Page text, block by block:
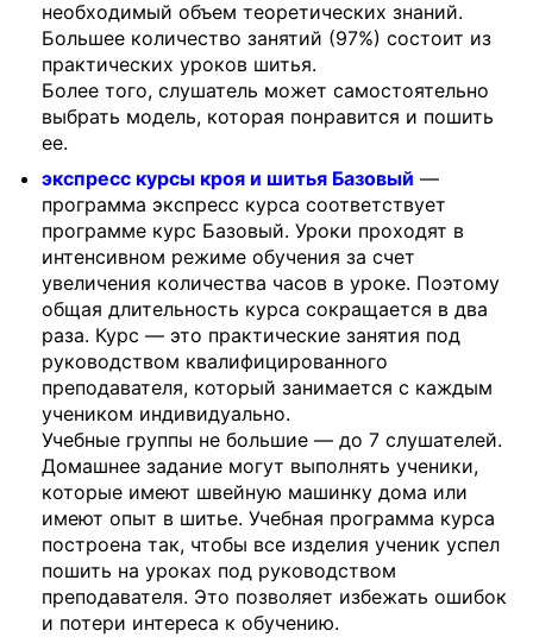
необходимый объем теоретических знаний.
Большее количество занятий (97%) состоит из
практических уроков шитья.
Более того, слушатель может самостоятельно
выбрать модель, которая понравится и пошить
ее.
экспресс курсы кроя и шитья Базовый —
программа экспресс курса соответствует
программе курс Базовый. Уроки проходят в
интенсивном режиме обучения за счет
увеличения количества часов в уроке. Поэтому
общая длительность курса сокращается в два
раза. Курс — это практические занятия под
руководством квалифицированного
преподавателя, который занимается с каждым
учеником индивидуально.
Учебные группы не большие — до 7 слушателей.
Домашнее задание могут выполнять ученики,
которые имеют швейную машинку дома или
имеют опыт в шитье. Учебная программа курса
построена так, чтобы все изделия ученик успел
пошить на уроках под руководством
преподавателя. Это позволяет избежать ошибок
и потери интереса к обучению.